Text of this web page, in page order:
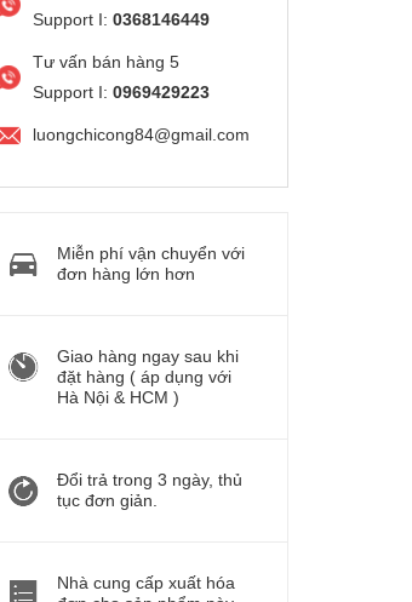
Support I: 0368146449
Tư vấn bán hàng 5
Support I: 0969429223
luongchicong84@gmail.com
Miễn phí vận chuyển với
đơn hàng lớn hơn
Giao hàng ngay sau khi
đặt hàng ( áp dụng với
Hà Nội & HCM )
Đổi trả trong 3 ngày, thủ
tục đơn giản.
Nhà cung cấp xuất hóa